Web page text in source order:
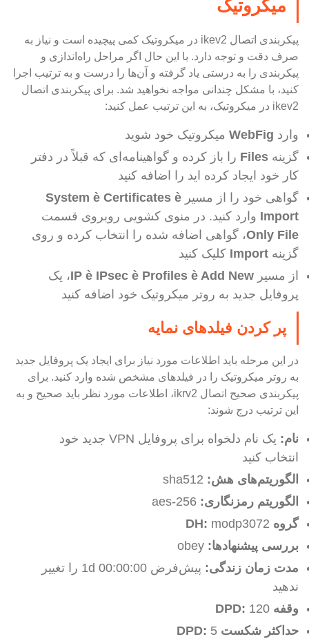
میکروتیک
پیکربندی اتصال ikev2 در میکروتیک کمی پیچیده است و نیاز به
صرف دقت و توجه دارد. با این حال اگر مراحل راه‌اندازی و
پیکربندی را به درستی یاد گرفته و آن‌ها را درست و به ترتیب اجرا
کنید، با مشکل چندانی مواجه نخواهید شد. برای پیکربندی اتصال
ikev2 در میکروتیک، به این ترتیب عمل کنید:
وارد WebFig میکروتیک خود شوید
گزینه Files را باز کرده و گواهینامه‌ای که قبلاً در دفتر
کار خود ایجاد کرده اید را اضافه کنید
گواهی خود را از مسیر
System è Certificates è
Import وارد کنید. در منوی کشویی روبروی قسمت
Only File، گواهی اضافه شده را انتخاب کرده و روی
گزینه Import کلیک کنید
از مسیر
IP è IPsec è Profiles è Add New
، یک
پروفایل جدید به روتر میکروتیک خود اضافه کنید
پر کردن فیلدهای نمایه
در این مرحله باید اطلاعات مورد نیاز برای ایجاد یک پروفایل جدید
به روتر میکروتیک را در فیلدهای مشخص شده وارد کنید. برای
پیکربندی صحیح اتصال ikrv2، اطلاعات مورد نظر باید صحیح و به
این ترتیب درج شوند:
نام:
یک نام دلخواه برای پروفایل VPN جدید خود
انتخاب کنید
الگوریتمهای هش:
الگوریتم رمزنگاری: aes-256
گروه
DH: modp3072
بررسی پیشنهادها:
مدت زمان زندگی:
پیش‌فرض 1d 00:00:00 را تغییر
ندهید
وقفه
DPD: 120
حداکثر شکست
DPD: 5